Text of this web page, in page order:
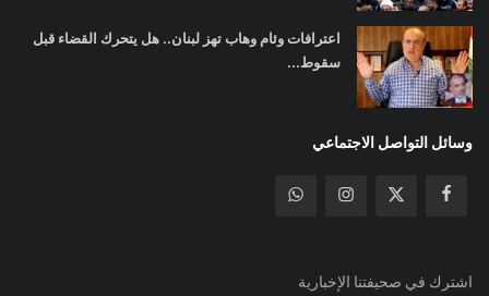
اعترافات وئام وهاب تهز لبنان.. هل يتحرك القضاء قبل
سقوط...
وسائل التواصل الاجتماعي
اشترك في صحيفتنا الإخبارية